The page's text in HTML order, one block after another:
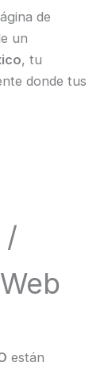
de
un
, tu
donde tus
/
están